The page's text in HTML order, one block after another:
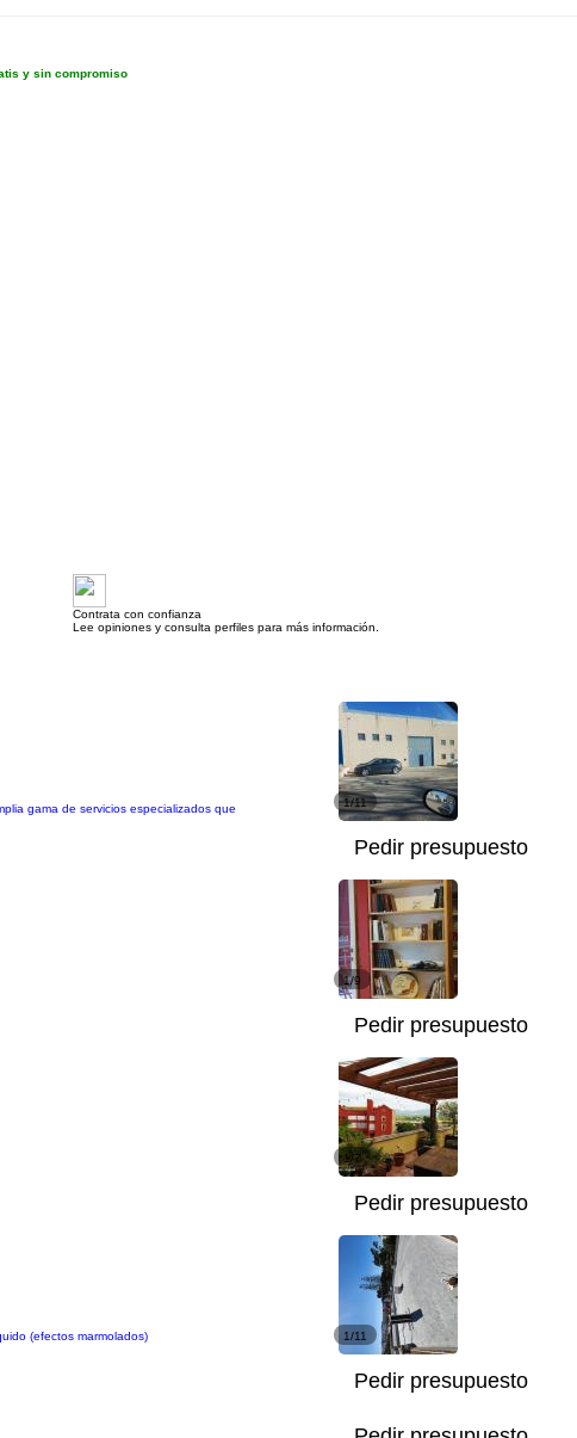
y sin compromiso
Contrata con confianza
Lee opiniones y consulta perfiles para más información.
gama de servicios especializados que
1/11
Pedir presupuesto
1/9
Pedir presupuesto
1/7
Pedir presupuesto
(efectos marmolados)
1/11
Pedir presupuesto